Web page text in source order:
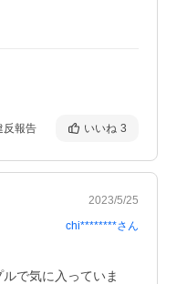
反報告 いいね 3
2023/5/25
chi********さん
で気に入っていま